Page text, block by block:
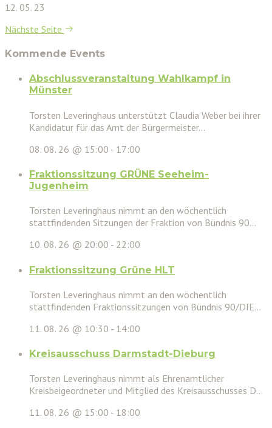
12. 05. 23
Nächste Seite
Kommende Events
Abschlussveranstaltung Wahlkampf in
Münster
Torsten Leveringhaus unterstützt Claudia Weber bei ihrer
Kandidatur für das Amt der Bürgermeister...
08. 08. 26 @ 15:00 - 17:00
Fraktionssitzung GRÜNE Seeheim-
Jugenheim
Torsten Leveringhaus nimmt an den wöchentlich
stattfindenden Sitzungen der Fraktion von Bündnis 90...
10. 08. 26 @ 20:00 - 22:00
Fraktionssitzung Grüne HLT
Torsten Leveringhaus nimmt an den wöchentlich
stattfindenden Fraktionssitzungen von Bündnis 90/DIE...
11. 08. 26 @ 10:30 - 14:00
Kreisausschuss Darmstadt-Dieburg
Torsten Leveringhaus nimmt als Ehrenamtlicher
Kreisbeigeordneter und Mitglied des Kreisausschusses D...
11. 08. 26 @ 15:00 - 18:00